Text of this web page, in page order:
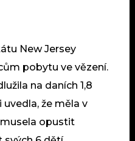
New Jersey
pobytu ve vězení.
na daních 1,8
že měla v
opustit